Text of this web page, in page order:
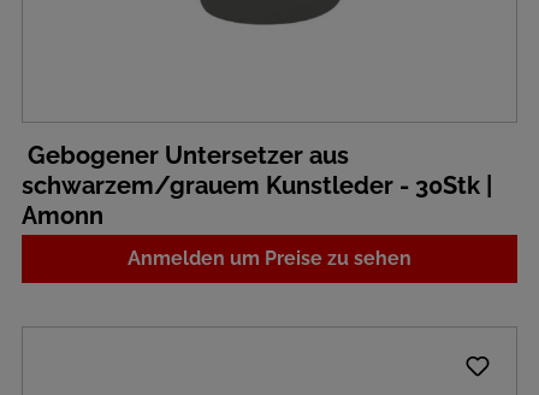
Gebogener Untersetzer aus
schwarzem/grauem Kunstleder - 30Stk |
Amonn
Anmelden um Preise zu sehen